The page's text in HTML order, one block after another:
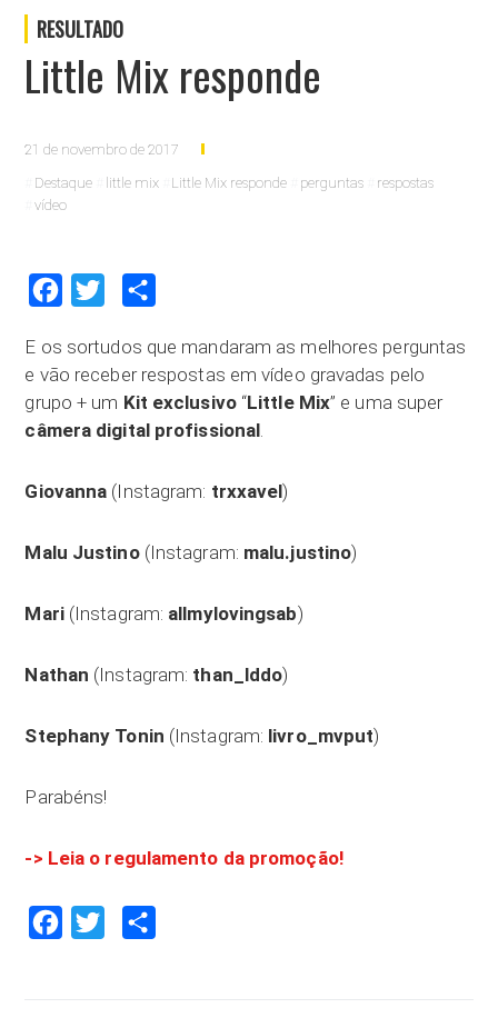
RESULTADO
Little Mix responde
21 de novembro de 2017
Destaque
little mix Little Mix responde perguntas
respostas
vídeo
Facebook Twitter
E os sortudos que mandaram as melhores perguntas
e vão receber respostas em vídeo gravadas pelo
grupo + um Kit exclusivo“Little Mix” e uma super
câmera digital profissional.
Giovanna (Instagram: trxxavel)
Malu Justino(Instagram: malu.justino)
Mari(Instagram: allmylovingsab)
Nathan (Instagram: than_lddo)
Stephany Tonin (Instagram: livro_mvput)
Parabéns!
-> Leia o regulamento da promoção!
Facebook Twitter